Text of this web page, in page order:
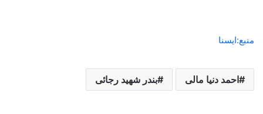
منبع:ایسنا
احمد دنیا مالی بندر شهید رجائی